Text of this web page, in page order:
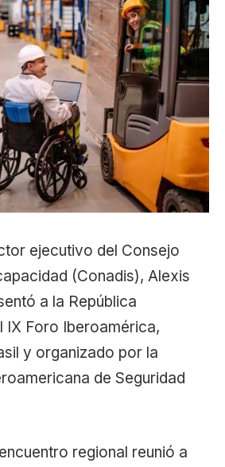
ejecutivo del Consejo
(Conadis), Alexis
a la República
IX Foro Iberoamérica,
y organizado por la
de Seguridad
regional reunió a